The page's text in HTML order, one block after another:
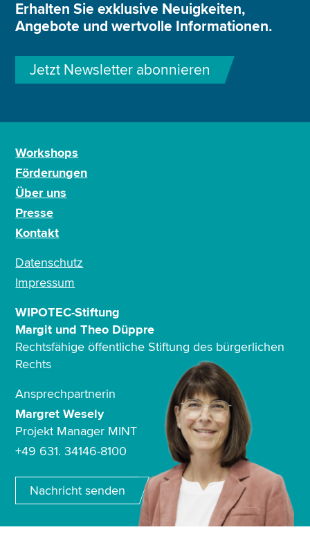
Erhalten Sie exklusive Neuigkeiten,
Angebote und wertvolle Informationen.
Jetzt Newsletter abonnieren
Workshops
Förderungen
Über uns
Presse
Kontakt
Datenschutz
Impressum
WIPOTEC-Stiftung
Margit und Theo Düppre
Rechtsfähige öffentliche Stiftung des bürgerlichen
Rechts
Ansprechpartnerin
Margret Wesely
Projekt Manager MINT
+49 631. 34146-8100
Nachricht senden